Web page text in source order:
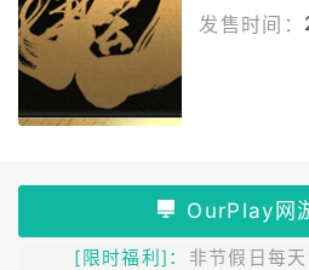
发售时间：
[限时福利]： 非节假日每